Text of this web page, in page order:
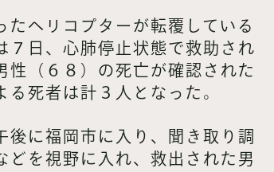
ヘリコプターが転覆している
７日、心肺停止状態で救助され
性（６８）の死亡が確認された
死者は計３人となった。
に福岡市に入り、聞き取り調
を視野に入れ、救出された男